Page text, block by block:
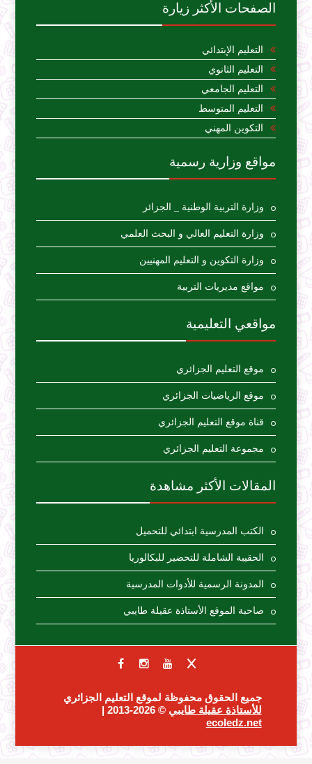
الصفحات الأكثر زيارة
التعليم الإبتدائي
التعليم الثانوي
التعليم الجامعي
التعليم المتوسط
التكوين المهني
مواقع وزارية رسمية
وزارة التربية الوطنية _ الجزائر
وزارة التعليم العالي و البحث العلمي
وزارة التكوين و التعليم المهنيين
مواقع مديريات التربية
مواقعي التعليمية
موقع التعليم الجزائري
موقع الرياضيات الجزائري
قناة موقع التعليم الجزائري
مجموعة التعليم الجزائري
المقالات الأكثر مشاهدة
الكتب المدرسية ابتدائي للتحميل
الحقيبة الشاملة للتحضير للبكالوريا
المدونة الرسمية للأدوات المدرسية
صاحبة الموقع الأستاذة عقيلة طايبي
جميع الحقوق محفوظة لموقع التعليم الجزائري
للأستاذة عقيلة طايبي © 2026-2013 |
ecoledz.net